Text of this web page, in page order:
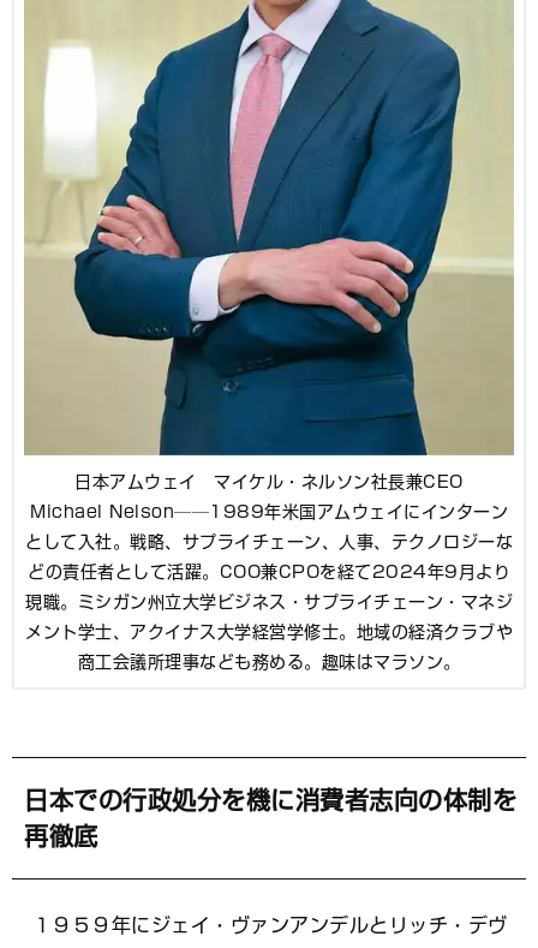
日本アムウェイ マイケル・ネルソン社長兼CEO
Michael Nelson──1989年米国アムウェイにインターン
として入社。戦略、サプライチェーン、人事、テクノロジーな
どの責任者として活躍。COO兼CPOを経て2024年9月より
現職。ミシガン州立大学ビジネス・サプライチェーン・マネジ
メント学士、アクイナス大学経営学修士。地域の経済クラブや
商工会議所理事なども務める。趣味はマラソン。
日本での行政処分を機に消費者志向の体制を
再徹底
１９５９年にジェイ・ヴァンアンデルとリッチ・デヴ